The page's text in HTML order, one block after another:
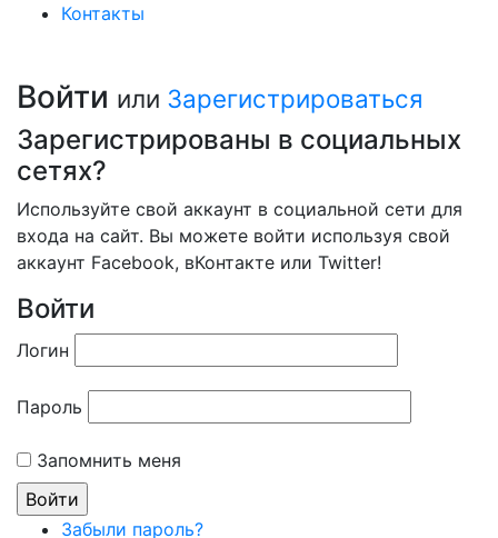
Контакты
Войти или Зарегистрироваться
Зарегистрированы в социальных
сетях?
Используйте свой аккаунт в социальной сети для
входа на сайт. Вы можете войти используя свой
аккаунт Facebook, вКонтакте или Twitter!
Войти
Логин
Пароль
Запомнить меня
Забыли пароль?